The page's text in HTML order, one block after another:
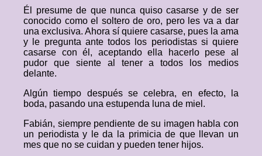
Él presume de que nunca quiso casarse y de ser
conocido como el soltero de oro, pero les va a dar
una exclusiva. Ahora sí quiere casarse, pues la ama
y le pregunta ante todos los periodistas si quiere
casarse con él, aceptando ella hacerlo pese al
pudor que siente al tener a todos los medios
delante.
Algún tiempo después se celebra, en efecto, la
boda, pasando una estupenda luna de miel.
Fabián, siempre pendiente de su imagen habla con
un periodista y le da la primicia de que llevan un
mes que no se cuidan y pueden tener hijos.